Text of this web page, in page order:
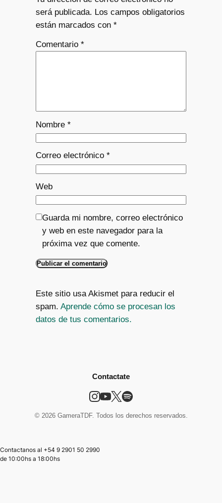
será publicada. Los campos obligatorios
están marcados con *
Comentario *
Nombre *
Correo electrónico *
Web
Guarda mi nombre, correo electrónico
y web en este navegador para la
próxima vez que comente.
Este sitio usa Akismet para reducir el
spam. Aprende cómo se procesan los
datos de tus comentarios.
Contactate
© 2026 GameraTDF. Todos los derechos reservados.
Contactanos al +54 9 2901 50 2990
de 10:00hs a 18:00hs